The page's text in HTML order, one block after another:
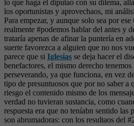
lo que haga el diputao con su dilema,
los oportunistas y aprovechaos, mi
Para empezar, y aunque solo sea por
realmente #podemos hablar del antes y
trataría apenas de afinar la puntería en
suerte favorezca a alguien que no nos
parece que si Iglesias se deja hacer el
benefactores, el mismo derecho
perseverando, ya que funciona, en vez
tipo de presuntuosos que por no saber a
riesgo el contenido mismo de los
verdad no tuvieran sustancia, como
respuesta era que no teníabn sentido las
son abrumadoras: con los resultaos del